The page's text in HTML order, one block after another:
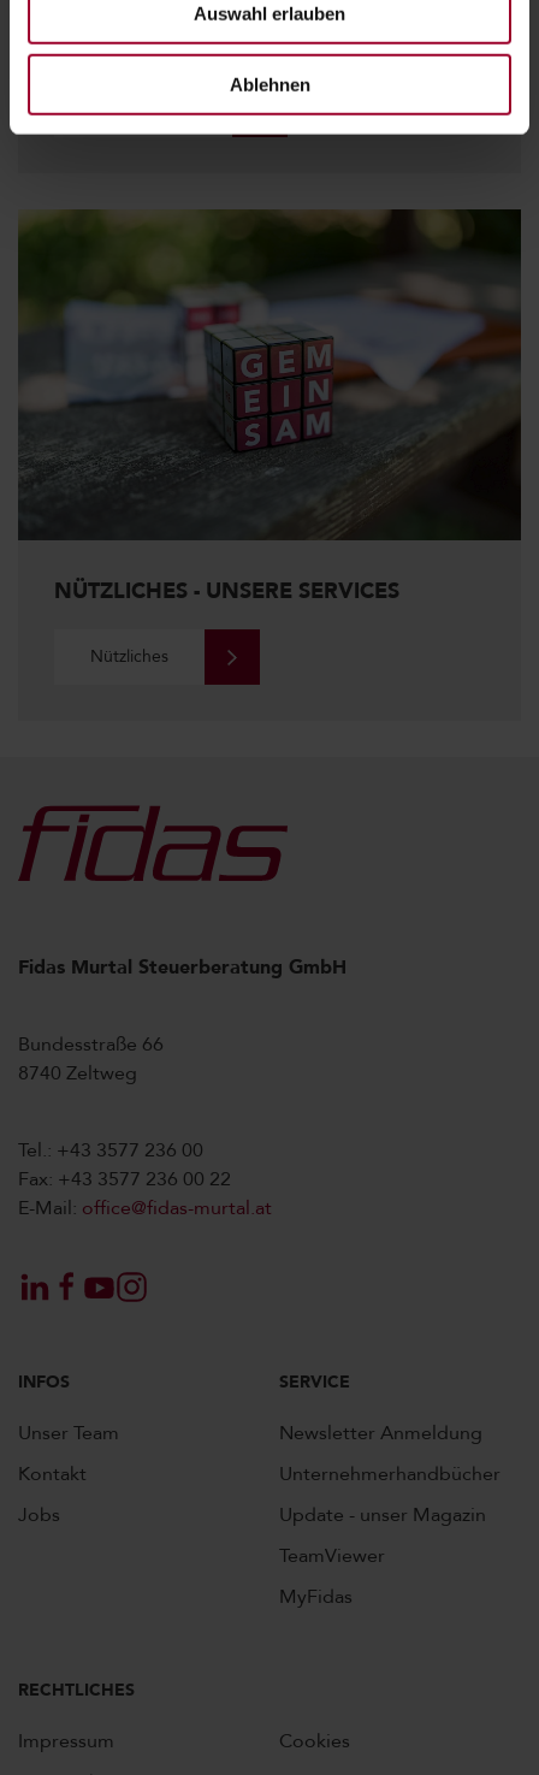
Auswahl erlauben
Ablehnen
NEWS - IMMER AKTUELL INFORMIERT
aktuelle News
NÜTZLICHES - UNSERE SERVICES
Nützliches
Fidas Murtal Steuerberatung GmbH
Bundesstraße 66
8740 Zeltweg
Tel.: +43 3577 236 00
Fax: +43 3577 236 00 22
E-Mail: office@fidas-murtal.at
INFOS
Unser Team
Kontakt
Jobs
SERVICE
Newsletter Anmeldung
Unternehmerhandbücher
Update - unser Magazin
TeamViewer
MyFidas
RECHTLICHES
Impressum
Cookies